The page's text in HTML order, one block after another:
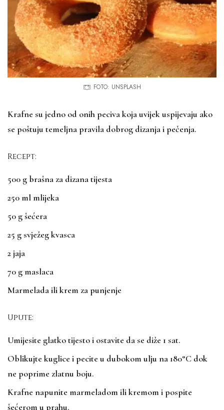
FOTO: UNSPLASH
Krafne su jedno od onih peciva koja uvijek uspijevaju ako
se poštuju temeljna pravila dobrog dizanja i pečenja.
Recept:
500 g brašna za dizana tijesta
250 ml mlijeka
50 g šećera
25 g svježeg kvasca
2 jaja
70 g maslaca
Marmelada ili krem za punjenje
Upute:
Umijesite glatko tijesto i ostavite da se diže 1 sat.
Oblikujte kuglice i pecite u dubokom ulju na 180°C dok
ne poprime zlatnu boju.
Krafne napunite marmeladom ili kremom i pospite
šećerom u prahu.